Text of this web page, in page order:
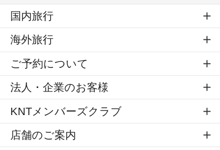
国内旅行
海外旅行
ご予約について
法人・企業のお客様
KNTメンバーズクラブ
店舗のご案内